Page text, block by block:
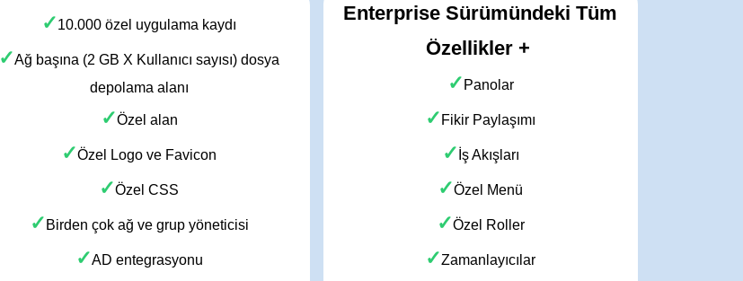
✓10.000 özel uygulama kaydı
✓Ağ başına (2 GB X Kullanıcı sayısı) dosya
depolama alanı
✓Özel alan
✓Özel Logo ve Favicon
✓Özel CSS
✓ Birden çok ağ ve grup yöneticisi
✓AD entegrasyonu
Enterprise Sürümündeki Tüm
Özellikler +
✓ Panolar
✓ Fikir Paylaşımı
✓ İş Akışları
✓Özel Menü
✓Özel Roller
✓Zamanlayıcılar